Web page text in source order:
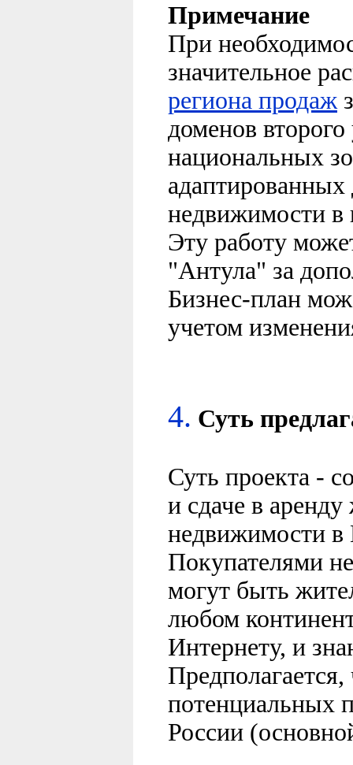
Примечание
При
значительное
региона продаж
доменов
национальных
недвижимости в
Эту работу
"Антула" за
Бизнес-план
учетом
4. Суть
Суть проекта -
и сдаче в
недвижимости в
Покупателями
могут быть
любом
Интернету, и
потенциальных
России